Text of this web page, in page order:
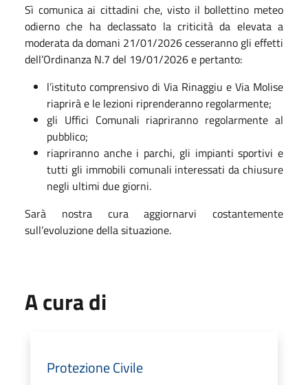
Sì comunica ai cittadini che, visto il bollettino meteo
odierno che ha declassato la criticità da elevata a
moderata da domani 21/01/2026 cesseranno gli effetti
dell’Ordinanza N.7 del 19/01/2026 e pertanto:
l’istituto comprensivo di Via Rinaggiu e Via Molise
riaprirà e le lezioni riprenderanno regolarmente;
gli Uffici Comunali riapriranno regolarmente al
pubblico;
riapriranno anche i parchi, gli impianti sportivi e
tutti gli immobili comunali interessati da chiusure
negli ultimi due giorni.
Sarà nostra cura aggiornarvi costantemente
sull’evoluzione della situazione.
A cura di
Protezione Civile